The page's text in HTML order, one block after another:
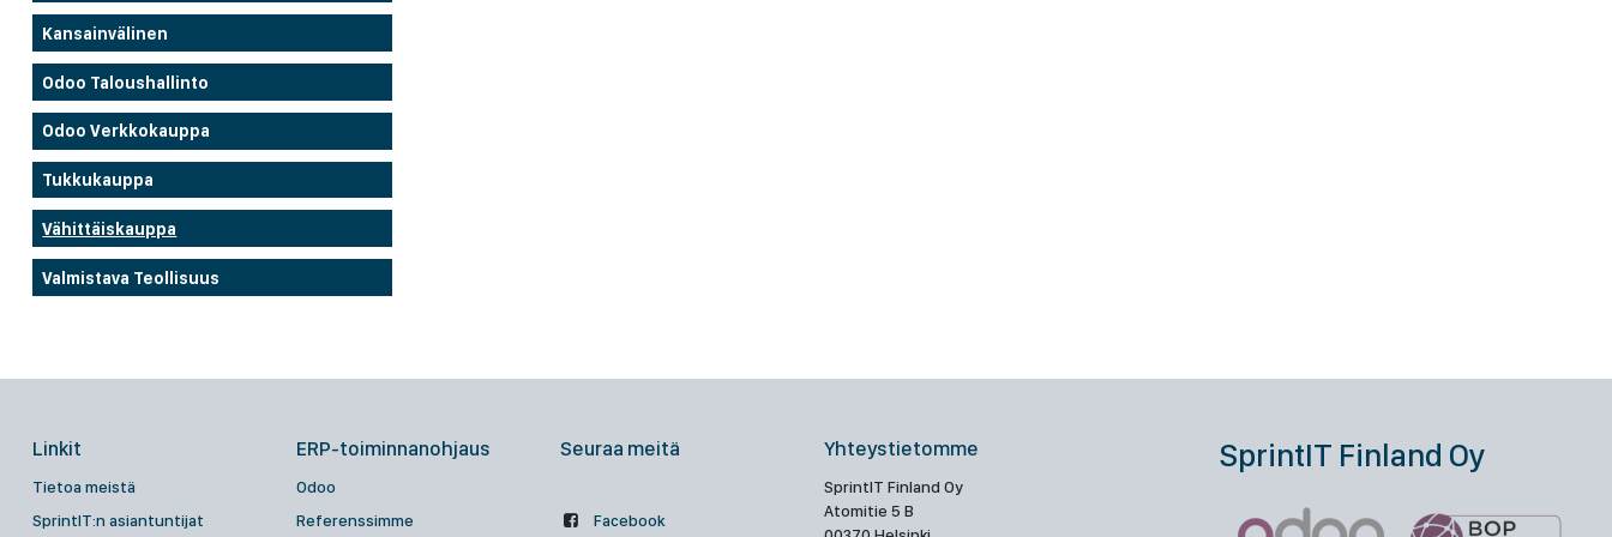
Kansainvälinen
Odoo Taloushallinto
Odoo Verkkokauppa
Tukkukauppa
Vähittäiskauppa
Valmistava Teollisuus
Linkit
Tietoa meistä
SprintIT:n asiantuntijat
ERP-toiminnanohjaus
Odoo
Referenssimme
Seuraa meitä
Facebook
Yhteystietomme
SprintIT Finland Oy
Atomitie 5 B
SprintIT Finland Oy